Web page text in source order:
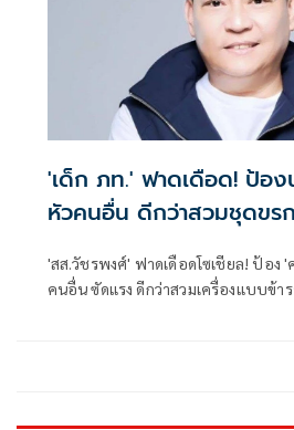
'เด็ก ภท.' ฟาดเดือด! ป้อ
หัวคนอื่น ดีกว่าสวมชุดขร
'สส.วัชรพงศ์' ฟาดเดือดโซเชียล! ป้อง
คนอื่น ซัดแรง ดีกว่าสวมเครื่องแบบข้าราชการปล้นเงินลูกหลาน